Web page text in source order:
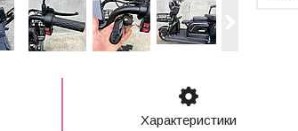
Характеристики